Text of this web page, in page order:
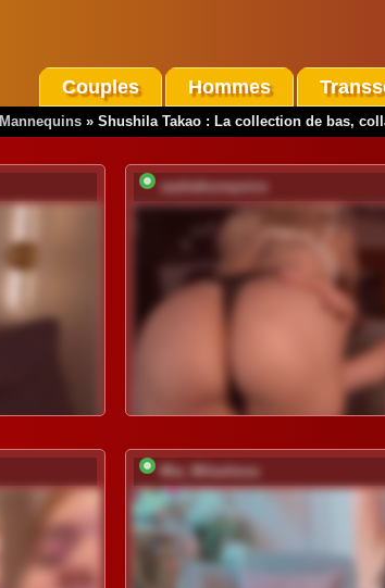
Couples Hommes
Mannequins » Shushila Takao : La collection de bas,
sashahoneyvice
Mia_Milasheva